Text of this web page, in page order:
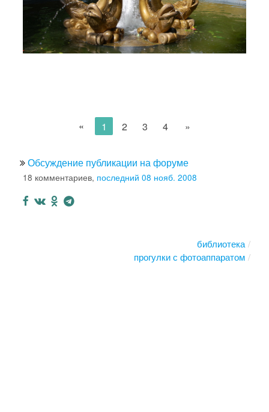
« 1 2 3 4 »
Обсуждение публикации на форуме
18 комментариев, последний 08 нояб. 2008
библиотека
прогулки с фотоаппаратом